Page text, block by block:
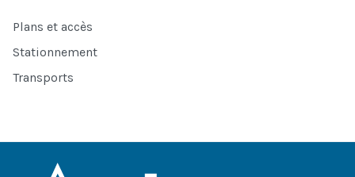
Plans et accès
Stationnement
Transports